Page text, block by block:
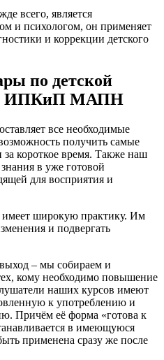
всего, является
и психологом, он применяет
и коррекции детского
по детской
ИПКиП МАПН
все необходимые
получить самые
короткое время. Также наш
в уже готовой
для восприятия и
широкую практику. Им
и подвергать
– мы собираем и
кому необходимо повышение
наших курсов имеют
к употреблению и
Причём её форма «готова к
в имеющуюся
применена сразу же после